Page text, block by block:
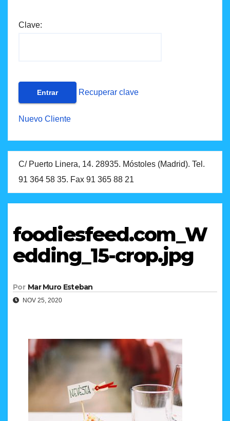
Clave:
Recuperar clave
Nuevo Cliente
C/ Puerto Linera, 14. 28935. Móstoles (Madrid). Tel.
91 364 58 35. Fax 91 365 88 21
foodiesfeed.com_W
edding_15-crop.jpg
Por Mar Muro Esteban
NOV 25, 2020